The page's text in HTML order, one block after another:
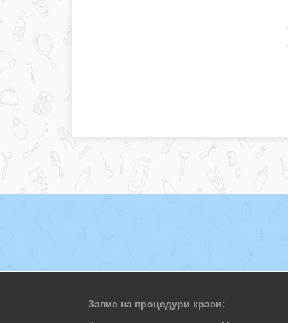
Запис на процедури краси: